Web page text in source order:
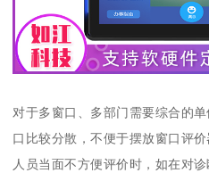
对于多窗口、多部门需要综合的
口比较分散，不便于摆放窗口评
人员当面不方便评价时，如在对